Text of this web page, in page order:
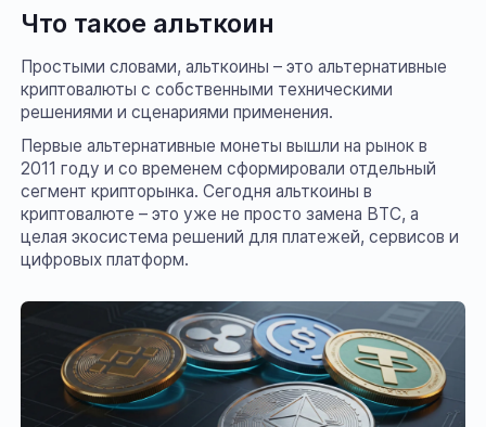
Что такое альткоин
Простыми словами, альткоины – это альтернативные
криптовалюты с собственными техническими
решениями и сценариями применения.
Первые альтернативные монеты вышли на рынок в
2011 году и со временем сформировали отдельный
сегмент крипторынка. Сегодня альткоины в
криптовалюте – это уже не просто замена BTC, а
целая экосистема решений для платежей, сервисов и
цифровых платформ.